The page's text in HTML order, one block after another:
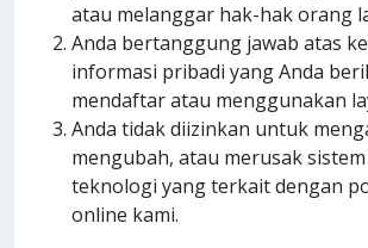
atau melanggar hak-hak orang
Anda bertanggung jawab atas
informasi pribadi yang Anda
mendaftar atau menggunakan
Anda tidak diizinkan untuk
mengubah, atau merusak
teknologi yang terkait dengan
online kami.